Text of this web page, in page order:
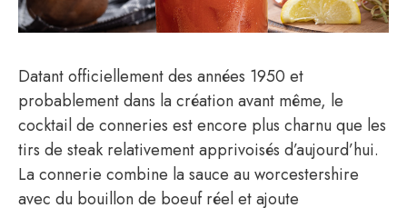
Datant officiellement des années 1950 et
probablement dans la création avant même, le
cocktail de conneries est encore plus charnu que les
tirs de steak relativement apprivoisés d’aujourd’hui.
La connerie combine la sauce au worcestershire
avec du bouillon de boeuf réel et ajoute